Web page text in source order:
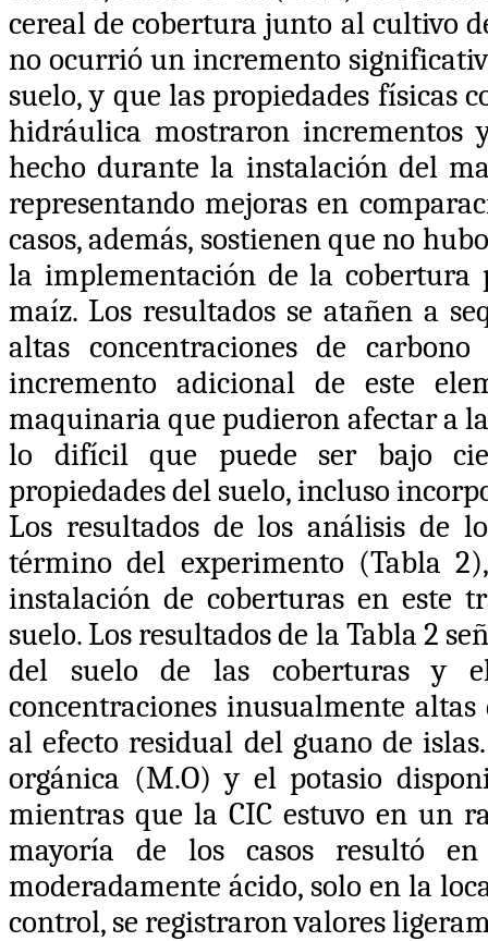
cereal de cobertura junto al cultivo
no ocurrió un incremento
suelo, y que las propiedades físicas
hidráulica mostraron incrementos
hecho durante la instalación del
representando mejoras en
casos, además, sostienen que no
la implementación de la cobertura
maíz. Los resultados se atañen a
altas concentraciones de
incremento adicional de este
maquinaria que pudieron afectar a
lo difícil que puede ser bajo
propiedades del suelo, incluso
Los resultados de los análisis de
término del experimento (Tabla
instalación de coberturas en este
suelo. Los resultados de la Tabla 2
del suelo de las coberturas y
concentraciones inusualmente altas
al efecto residual del guano de
orgánica (M.O) y el potasio
mientras que la CIC estuvo en un
mayoría de los casos resultó
moderadamente ácido, solo en la
control, se registraron valores